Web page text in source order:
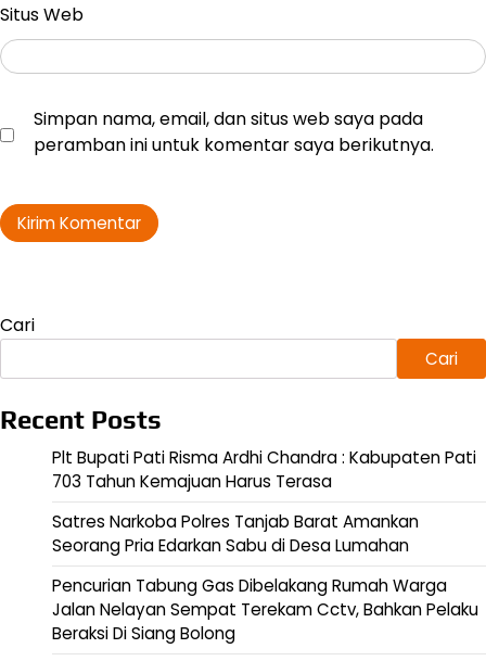
Situs Web
Simpan nama, email, dan situs web saya pada
peramban ini untuk komentar saya berikutnya.
Cari
Cari
Recent Posts
Plt Bupati Pati Risma Ardhi Chandra : Kabupaten Pati
703 Tahun Kemajuan Harus Terasa
Satres Narkoba Polres Tanjab Barat Amankan
Seorang Pria Edarkan Sabu di Desa Lumahan
Pencurian Tabung Gas Dibelakang Rumah Warga
Jalan Nelayan Sempat Terekam Cctv, Bahkan Pelaku
Beraksi Di Siang Bolong